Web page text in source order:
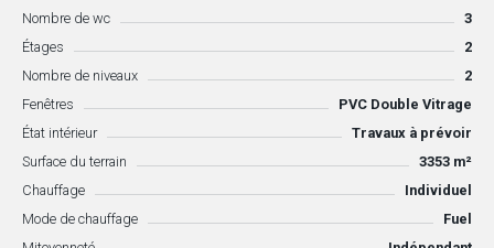
Nombre de wc
3
Étages
2
Nombre de niveaux
2
Fenêtres
PVC Double Vitrage
État intérieur
Travaux à prévoir
Surface du terrain
3353 m²
Chauffage
Individuel
Mode de chauffage
Fuel